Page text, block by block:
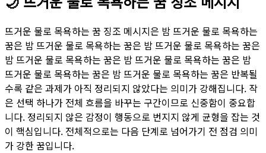
뜨거운 물로 목욕하는 꿈 징조 메시지은 밤 뜨거운 물로 목욕하는
꿈은 밤 뜨거운 물로 목욕하는 꿈은 밤 뜨거운 물로 목욕하는 꿈은
밤 뜨거운 물로 목욕하는 꿈은 밤 뜨거운 물로 목욕하는 꿈은 밤
뜨거운 물로 목욕하는 꿈은 밤 뜨거운 물로 목욕하는 꿈은 반복될
수록 같은 과제가 아직 정리되지 않았다는 의미가 강해집니다. 작
은 선택 하나가 전체 흐름을 바꾸는 구간이므로 신중함이 중요합
니다. 정리되지 않은 감정이 행동으로 번지지 않게 균형을 잡는 것
이 핵심입니다. 전체적으로는 다음 단계로 넘어가기 전 점검 의미
가 강한 꿈입니다.